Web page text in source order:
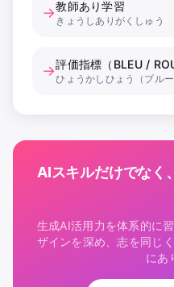
→教師あり学習
きょうしありがくしゅう
→評価指標（BLEU /
ひょうかしひょう（ブルー
AIスキルだけでなく
生成AI活用力を体系的に
ザインを深め、志を同じ
にあ